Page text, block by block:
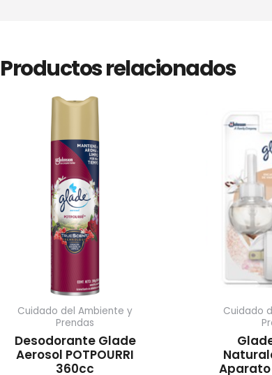
Productos relacionados
Cuidado del Ambiente y
Prendas
Desodorante Glade
Aerosol POTPOURRI
360cc
Cuidado
Aparato